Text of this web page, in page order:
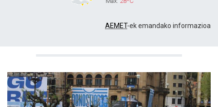
AEMET-ek emandako informazioa